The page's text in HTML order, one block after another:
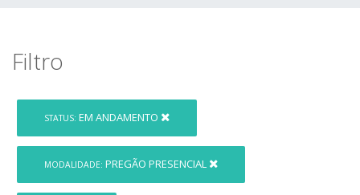
Filtro
STATUS: EM ANDAMENTO
MODALIDADE: PREGÃO PRESENCIAL